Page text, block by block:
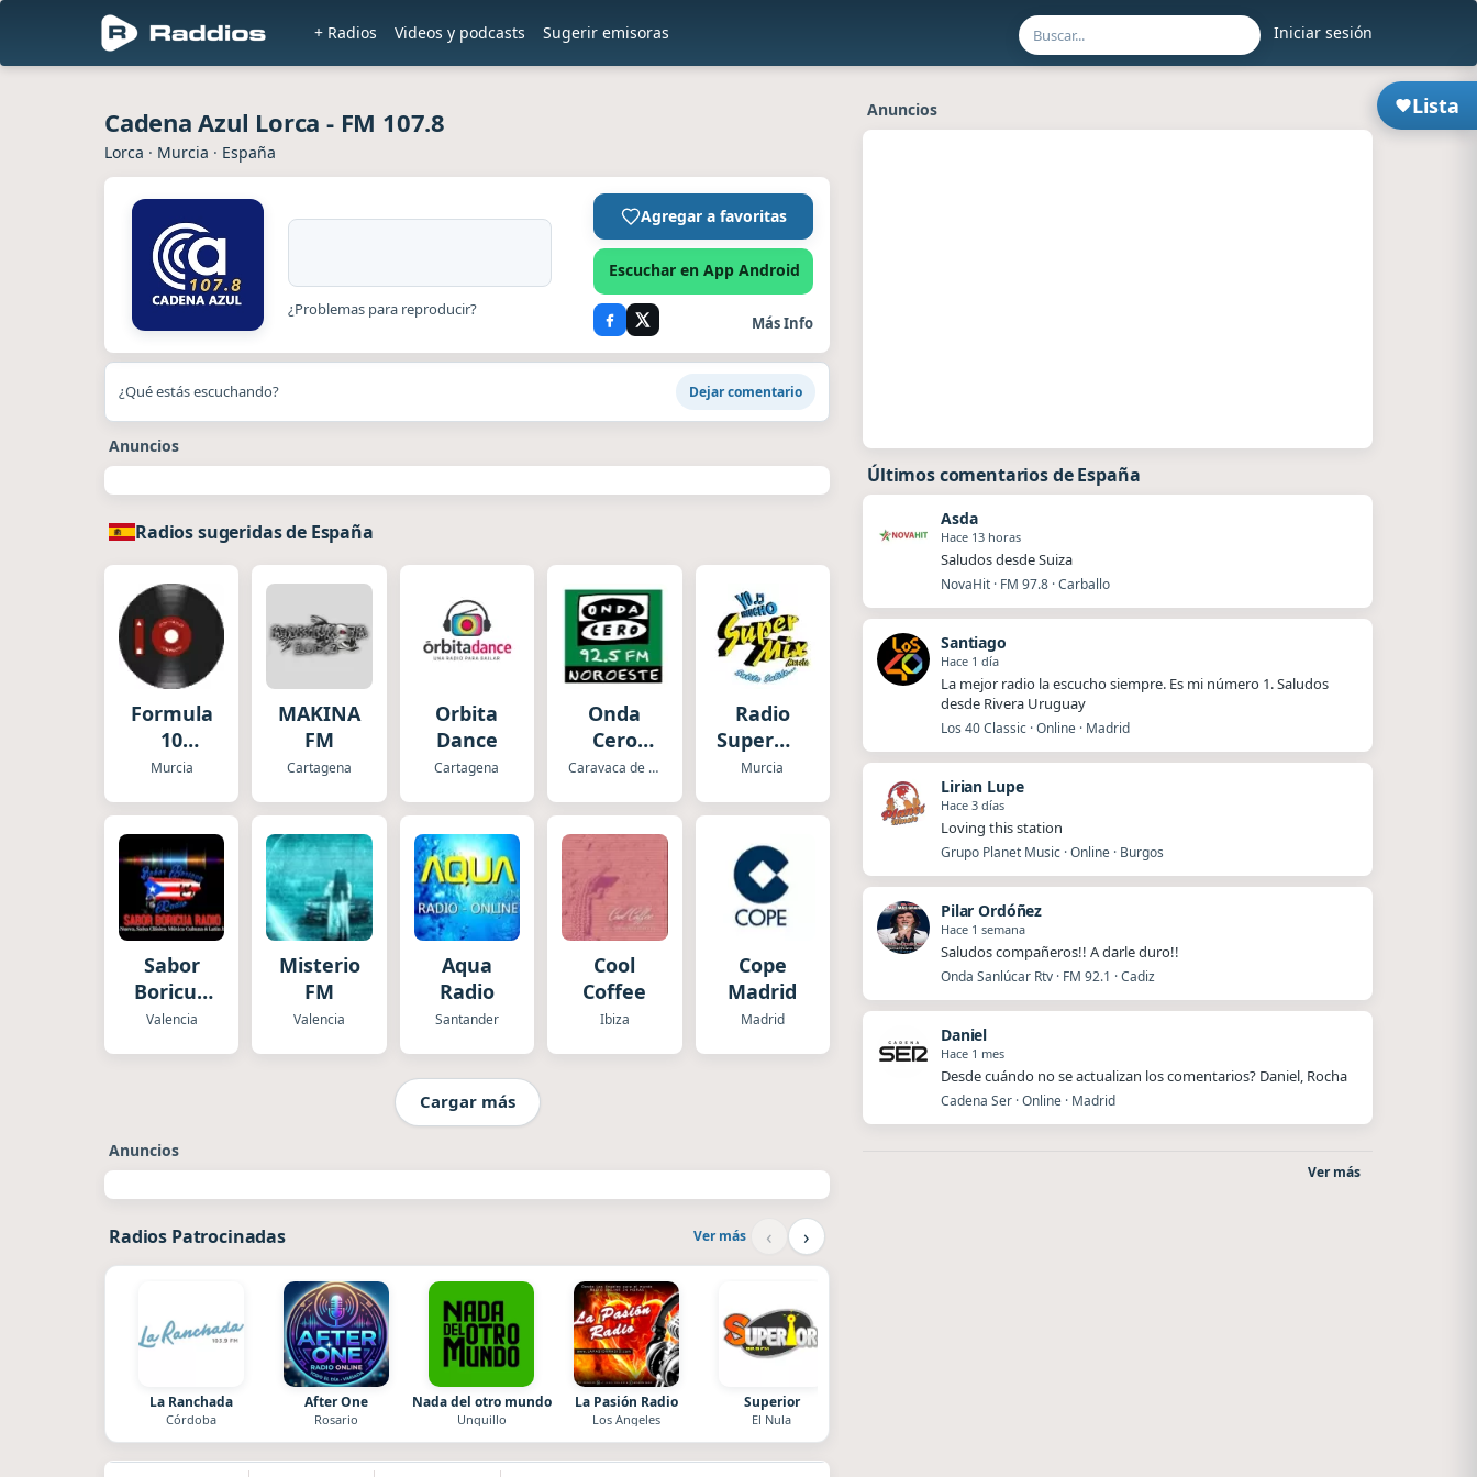
Iniciar sesión
+ Radios Videos y podcasts Sugerir emisoras
Lista
Cadena Azul Lorca - FM 107.8
Lorca · Murcia · España
¿Problemas para reproducir?
Agregar a favoritas
Escuchar en App Android
Más Info
¿Qué estás escuchando? Dejar comentario
Anuncios
Radios sugeridas de España
Formula
10
Música
Murcia
MAKINA
FM
Cartagena
Orbita
Dance
Cartagena
Onda
Cero
Noroeste
Caravaca de la Cruz
Radio
Supermix
Murcia
Murcia
Sabor
Boricua
Radio
Valencia
Misterio
FM
Valencia
Aqua
Radio
Santander
Cool
Coffee
Ibiza
Cope
Madrid
Madrid
Cargar más
Anuncios
Radios Patrocinadas Ver más ‹ ›
La Ranchada
Córdoba
After One
Rosario
Nada del otro mundo
Unquillo
La Pasión Radio
Los Angeles
Superior
El Nula
Anuncios
Últimos comentarios de España
Asda
Hace 13 horas
Saludos desde Suiza
NovaHit · FM 97.8 · Carballo
Santiago
Hace 1 día
La mejor radio la escucho siempre. Es mi número 1. Saludos
desde Rivera Uruguay
Los 40 Classic · Online · Madrid
Lirian Lupe
Hace 3 días
Loving this station
Grupo Planet Music · Online · Burgos
Pilar Ordóñez
Hace 1 semana
Saludos compañeros!! A darle duro!!
Onda Sanlúcar Rtv · FM 92.1 · Cadiz
Daniel
Hace 1 mes
Desde cuándo no se actualizan los comentarios? Daniel, Rocha
Cadena Ser · Online · Madrid
Ver más